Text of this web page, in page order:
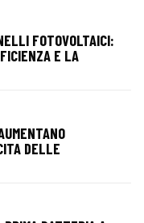
FOTOVOLTAICI:
E LA
DELLE